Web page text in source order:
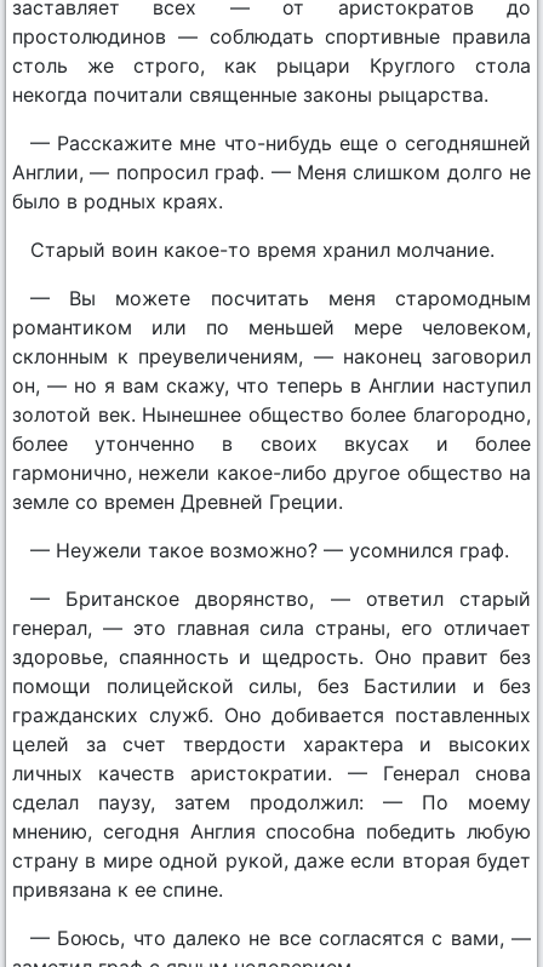
заставляет всех — от аристократов до
простолюдинов — соблюдать спортивные правила
столь же строго, как рыцари Круглого стола
некогда почитали священные законы рыцарства.
— Расскажите мне что-нибудь еще о сегодняшней
Англии, — попросил граф. — Меня слишком долго не
было в родных краях.
Старый воин какое-то время хранил молчание.
— Вы можете посчитать меня старомодным
романтиком или по меньшей мере человеком,
склонным к преувеличениям, — наконец заговорил
он, — но я вам скажу, что теперь в Англии наступил
золотой век. Нынешнее общество более благородно,
более утонченно в своих вкусах и более
гармонично, нежели какое-либо другое общество на
земле со времен Древней Греции.
— Неужели такое возможно? — усомнился граф.
— Британское дворянство, — ответил старый
генерал, — это главная сила страны, его отличает
здоровье, спаянность и щедрость. Оно правит без
помощи полицейской силы, без Бастилии и без
гражданских служб. Оно добивается поставленных
целей за счет твердости характера и высоких
личных качеств аристократии. — Генерал снова
сделал паузу, затем продолжил: — По моему
мнению, сегодня Англия способна победить любую
страну в мире одной рукой, даже если вторая будет
привязана к ее спине.
— Боюсь, что далеко не все согласятся с вами, —